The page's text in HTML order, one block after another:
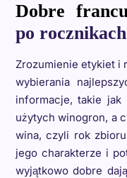
Dobre
po
Zrozumienie etykiet i
wybierania
informacje, takie jak
użytych winogron, a
wina, czyli rok
jego charakterze i
wyjątkowo dobre